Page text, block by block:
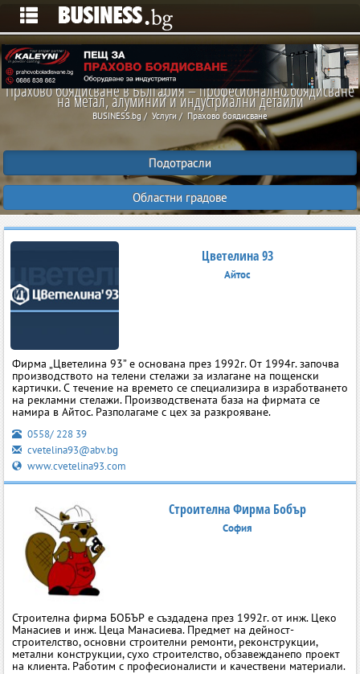
Прахово боядисване в България – професионално боядисване
на метал, алуминий и индустриални детайли
BUSINESS.bg Услуги Прахово боядисване
Подотрасли
Областни градове
Цветелина 93
Айтос
Фирма „Цветелина 93” е основана през 1992г. От 1994г. започва
производството на телени стелажи за излагане на пощенски
картички. С течение на времето се специализира в изработването
на рекламни стелажи. Производствената база на фирмата се
намира в Айтос. Разполагаме с цех за разкрояване.
0558/ 228 39
cvetelina93@abv.bg
www.cvetelina93.com
Строителна Фирма Бобър
София
Строителна фирма БОБЪР е създадена през 1992г. от инж. Цеко
Манасиев и инж. Цеца Манасиева. Предмет на дейност-
строителство, основни строителни ремонти, реконструкции,
метални конструкции, сухо строителство, обзавежданепо проект
на клиента. Работим с професионалисти и качествени материали.